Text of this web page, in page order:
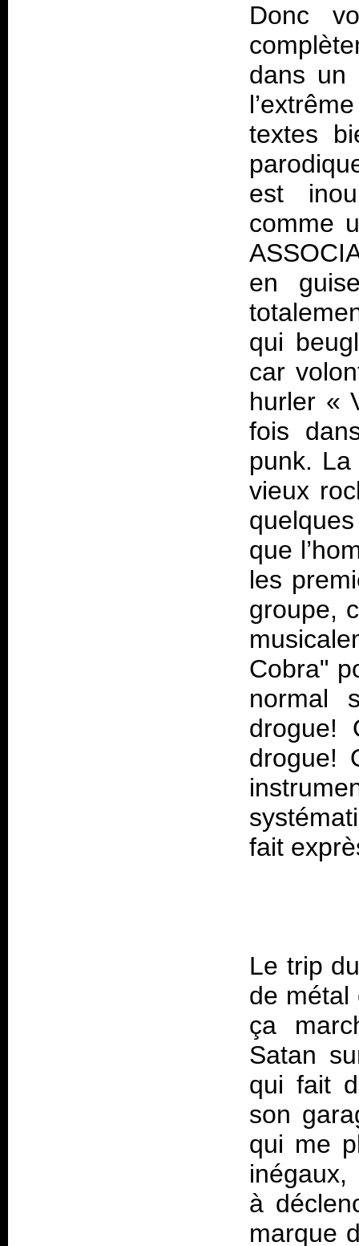
Donc
dans un
textes
est
comme
en
qui
car
hurler «
fois
punk.
vieux
que
les
groupe,
Cobra"
normal
drogue!
drogue!
Le trip
de métal
ça
Satan
qui fait
son
qui me
inégaux,
à
marque